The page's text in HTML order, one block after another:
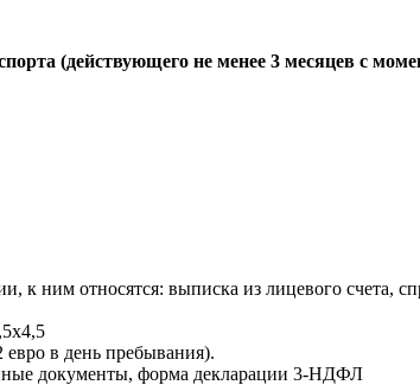
(действующего не менее 3 месяцев с
к ним относятся: выписка из лицевого счета,
в день пребывания).
документы, форма декларации 3-НДФЛ